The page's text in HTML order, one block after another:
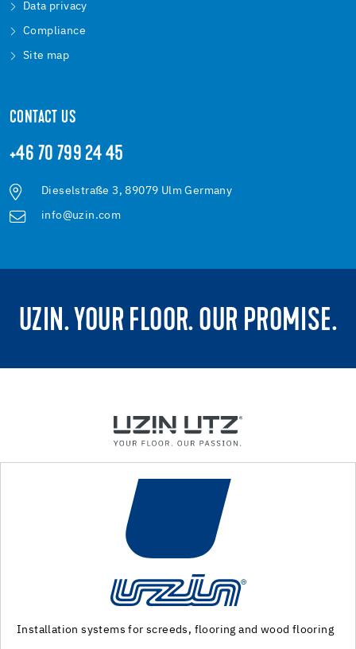
Data privacy
Compliance
Site map
CONTACT US
+46 70 799 24 45
Dieselstraße 3, 89079 Ulm Germany
info@uzin.com
UZIN. YOUR FLOOR. OUR PROMISE.
flooring
Machinery and special tools for subfloor